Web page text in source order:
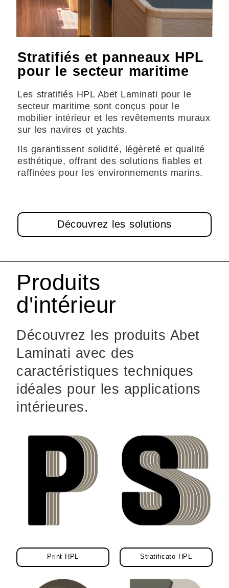
Stratifiés et panneaux HPL
pour le secteur maritime
Les stratifiés HPL Abet Laminati pour le
secteur maritime sont conçus pour le
mobilier intérieur et les revêtements muraux
sur les navires et yachts.
Ils garantissent solidité, légèreté et qualité
esthétique, offrant des solutions fiables et
raffinées pour les environnements marins.
Découvrez les solutions
Produits
d'intérieur
Découvrez les produits Abet
Laminati avec des
caractéristiques techniques
idéales pour les applications
intérieures.
Print HPL Stratificato HPL